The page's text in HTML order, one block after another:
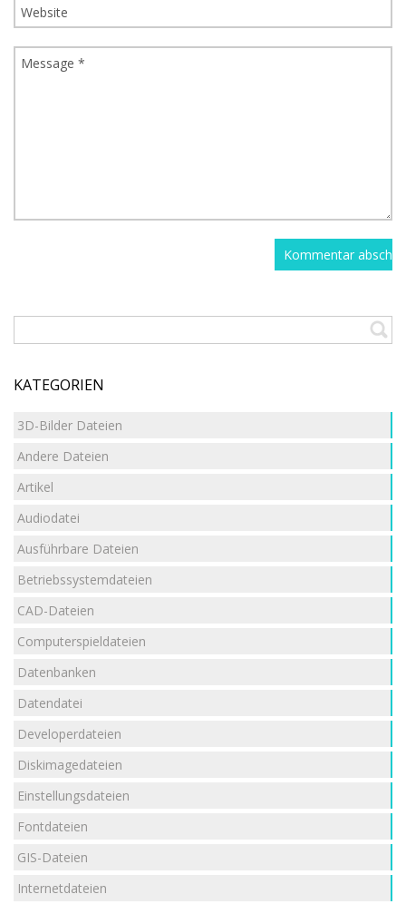
KATEGORIEN
3D-Bilder Dateien
Andere Dateien
Artikel
Audiodatei
Ausführbare Dateien
Betriebssystemdateien
CAD-Dateien
Computerspieldateien
Datenbanken
Datendatei
Developerdateien
Diskimagedateien
Einstellungsdateien
Fontdateien
GIS-Dateien
Internetdateien